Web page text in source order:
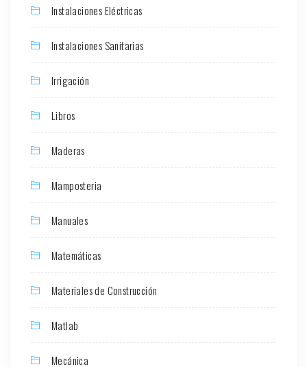
Instalaciones Eléctricas
Instalaciones Sanitarias
Irrigación
Libros
Maderas
Mamposteria
Manuales
Matemáticas
Materiales de Construcción
Matlab
Mecánica